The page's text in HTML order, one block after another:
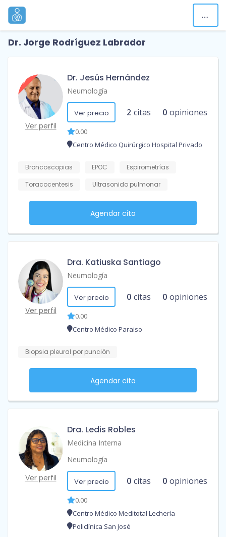
Dr. Jorge Rodríguez Labrador
Ver perfil
Dr. Jesús Hernández
Neumología
Ver precio 2 citas 0 opiniones
0.00
Centro Médico Quirúrgico Hospital Privado
Broncoscopias EPOC
Espirometrías
Toracocentesis
Ultrasonido pulmonar
Agendar cita
Ver perfil
Dra. Katiuska Santiago
Neumología
Ver precio 0 citas 0 opiniones
0.00
Centro Médico Paraiso
Biopsia pleural por punción
Agendar cita
Ver perfil
Dra. Ledis Robles
Medicina Interna
Neumología
Ver precio 0 citas 0 opiniones
0.00
Centro Médico Meditotal Lechería
Policlínica San José